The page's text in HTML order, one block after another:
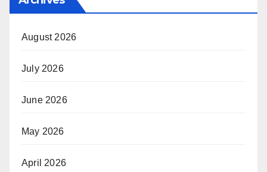
August 2026
July 2026
June 2026
May 2026
April 2026